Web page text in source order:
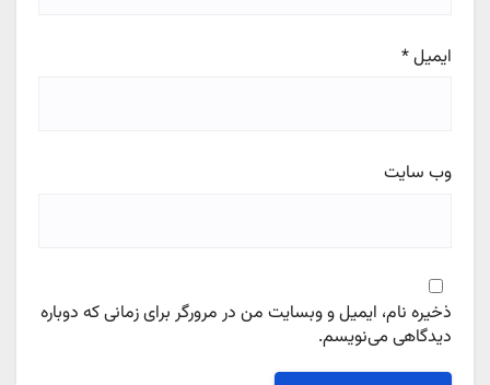
ایمیل*
وب‌ سایت
ذخیره نام، ایمیل و وبسایت من در مرورگر برای زمانی که دوباره
دیدگاهی می‌نویسم.